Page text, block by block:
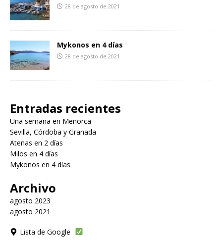
28 de agosto de 2021
Mykonos en 4 días
28 de agosto de 2021
Entradas recientes
Una semana en Menorca
Sevilla, Córdoba y Granada
Atenas en 2 días
Milos en 4 días
Mykonos en 4 días
Archivo
agosto 2023
agosto 2021
Lista de Google